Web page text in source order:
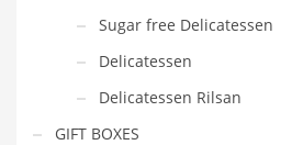
Sugar free Delicatessen
Delicatessen
Delicatessen Rilsan
GIFT BOXES